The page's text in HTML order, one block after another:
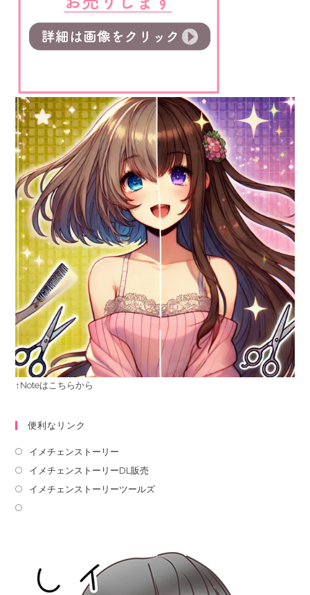
↑Noteはこちらから
便利なリンク
イメチェンストーリー
イメチェンストーリーDL販売
イメチェンストーリーツールズ